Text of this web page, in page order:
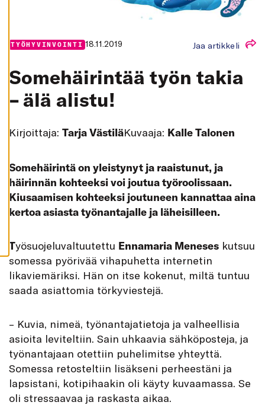
K
I
Y
V
K
A
I
E
V
T
E
TYÖHYVINVOINTI 18.11.2019 Jaa artikkeli
Some­häirin­tää työn takia
– älä alistu!
Kirjoittaja: Tarja VästiläKuvaaja: Kalle Talonen
Somehäirintä on yleistynyt ja raaistunut, ja
häirinnän kohteeksi voi joutua työroolissaan.
Kiusaamisen kohteeksi joutuneen kannattaa aina
kertoa asiasta työnantajalle ja läheisilleen.
Työsuojeluvaltuutettu Ennamaria Meneses kutsuu
somessa pyörivää vihapuhetta internetin
likaviemäriksi. Hän on itse kokenut, miltä tuntuu
saada asiattomia törkyviestejä.
– Kuvia, nimeä, työnantajatietoja ja valheellisia
asioita leviteltiin. Sain uhkaavia sähköposteja, ja
työnantajaan otettiin puhelimitse yhteyttä.
Somessa retosteltiin lisäkseni perheestäni ja
lapsistani, kotipihaakin oli käyty kuvaamassa. Se
oli stressaavaa ja raskasta aikaa.